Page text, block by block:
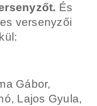
És
versenyzői
Gábor,
Lajos Gyula,